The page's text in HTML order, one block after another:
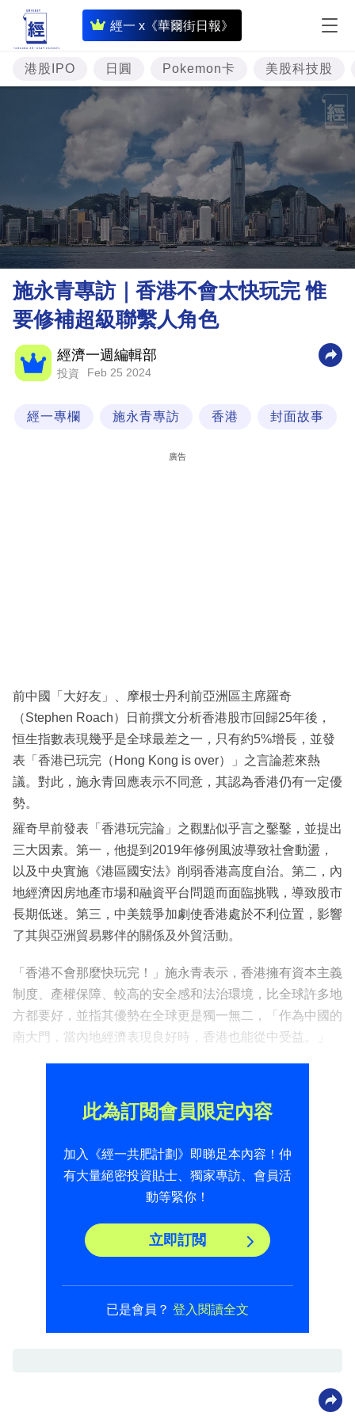
經一 x《華爾街日報》
即
時
財
經
資
樓
市
理
財
商
業
科
區
港股IPO 日圓 Pokemon卡 美股科技股
施永青專訪｜香港不會太快玩完 惟
要修補超級聯繫人角色
經濟一週編輯部
投資 Feb 25 2024
經一專欄 施永青專訪 香港 封面故事
廣告
前中國「大好友」、摩根士丹利前亞洲區主席羅奇
（Stephen Roach）日前撰文分析香港股市回歸25年後，
恒生指數表現幾乎是全球最差之一，只有約5%增長，並發
表「香港已玩完（Hong Kong is over）」之言論惹來熱
議。對此，施永青回應表示不同意，其認為香港仍有一定優
勢。
羅奇早前發表「香港玩完論」之觀點似乎言之鑿鑿，並提出
三大因素。第一，他提到2019年修例風波導致社會動盪，
以及中央實施《港區國安法》削弱香港高度自治。第二，內
地經濟因房地產市場和融資平台問題而面臨挑戰，導致股市
長期低迷。第三，中美競爭加劇使香港處於不利位置，影響
了其與亞洲貿易夥伴的關係及外貿活動。
「香港不會那麼快玩完！」施永青表示，香港擁有資本主義
制度、產權保障、較高的安全感和法治環境，比全球許多地
方都要好，並指其優勢在全球更是獨一無二，「作為中國的
南大門，當內地經濟表現良好時，香港也能從中受益。」
此為訂閱會員限定內容
加入《經一共肥計劃》即睇足本內容！仲
有大量絕密投資貼士、獨家專訪、會員活
動等緊你！
立即訂閲
已是會員？ 登入閱讀全文